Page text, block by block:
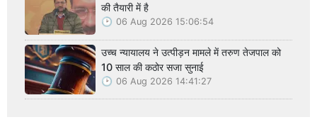
की तैयारी में है
06 Aug 2026 15:06:54
उच्च न्यायालय ने उत्पीड़न मामले में तरुण तेजपाल को
10 साल की कठोर सजा सुनाई
06 Aug 2026 14:41:27